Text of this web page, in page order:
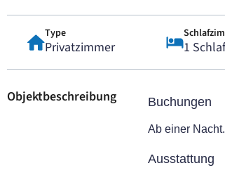
Type
Privatzimmer 1
Objektbeschreibung Buchungen
Ab einer
Ausstattung